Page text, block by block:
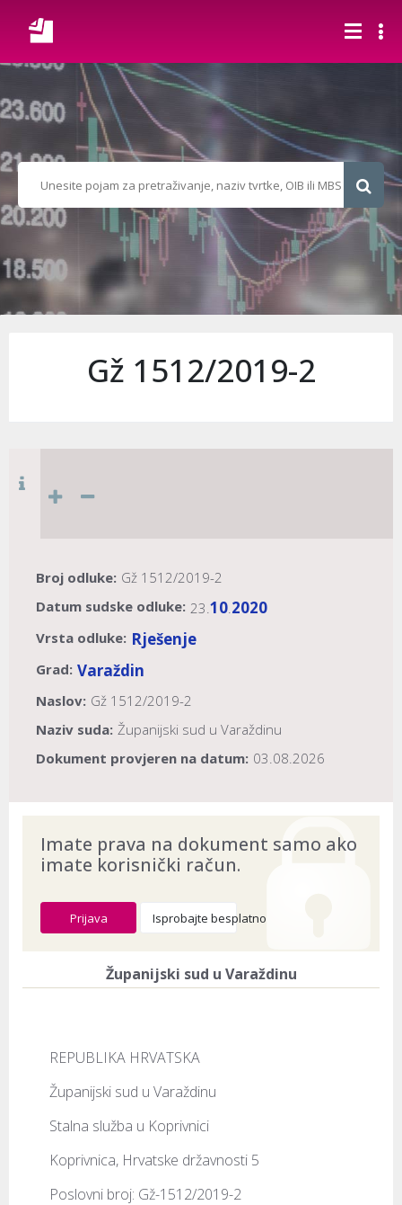
Gž 1512/2019-2
Broj odluke: Gž 1512/2019-2
Datum sudske odluke: 23.10.2020
Vrsta odluke: Rješenje
Grad: Varaždin
Naslov: Gž 1512/2019-2
Naziv suda: Županijski sud u Varaždinu
Dokument provjeren na datum: 03.08.2026
Imate prava na dokument samo ako
imate korisnički račun.
Prijava Isprobajte besplatno
Županijski sud u Varaždinu
REPUBLIKA HRVATSKA
Županijski sud u Varaždinu
Stalna služba u Koprivnici
Koprivnica, Hrvatske državnosti 5
Poslovni broj: Gž-1512/2019-2